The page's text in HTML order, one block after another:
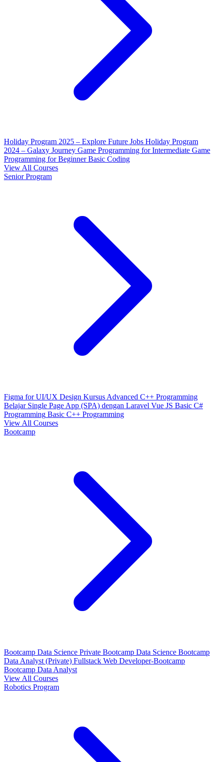
Holiday Program 2025 – Explore Future Jobs Holiday Program
2024 – Galaxy Journey Game Programming for Intermediate Game
Programming for Beginner Basic Coding
View All Courses
Senior Program
Figma for UI/UX Design Kursus Advanced C++ Programming
Belajar Single Page App (SPA) dengan Laravel Vue JS Basic C#
Programming Basic C++ Programming
View All Courses
Bootcamp
Bootcamp Data Science Private Bootcamp Data Science Bootcamp
Data Analyst (Private) Fullstack Web Developer-Bootcamp
Bootcamp Data Analyst
View All Courses
Robotics Program